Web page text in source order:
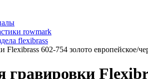
rowmark
flexibrass
Flexibrass 602-754 золото европейское/
гравировки